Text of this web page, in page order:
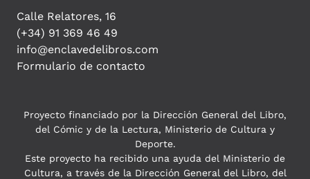
Calle Relatores, 16
(+34) 91 369 46 49
info@enclavedelibros.com
Formulario de contacto
Proyecto financiado por la Dirección General del Libro,
del Cómic y de la Lectura, Ministerio de Cultura y
Deporte.
Este proyecto ha recibido una ayuda del Ministerio de
Cultura, a través de la Dirección General del Libro, del